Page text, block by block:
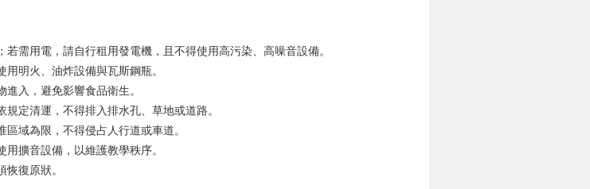
若需用電，請自行租用發電機，且不得使用高污染、高噪音設備。
用明火、油炸設備與瓦斯鋼瓶。
進入，避免影響食品衛生。
規定清運，不得排入排水孔、草地或道路。
區域為限，不得侵占人行道或車道。
用擴音設備，以維護教學秩序。
恢復原狀。